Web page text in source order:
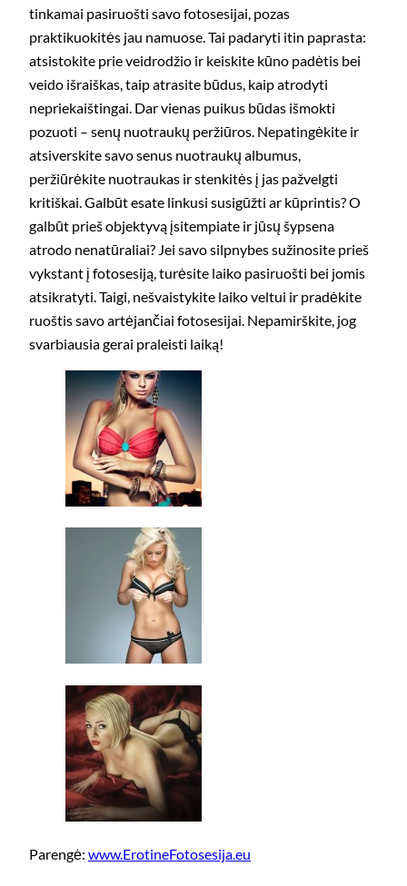
tinkamai pasiruošti savo fotosesijai, pozas
praktikuokitės jau namuose. Tai padaryti itin paprasta:
atsistokite prie veidrodžio ir keiskite kūno padėtis bei
veido išraiškas, taip atrasite būdus, kaip atrodyti
nepriekaištingai. Dar vienas puikus būdas išmokti
pozuoti – senų nuotraukų peržiūros. Nepatingėkite ir
atsiverskite savo senus nuotraukų albumus,
peržiūrėkite nuotraukas ir stenkitės į jas pažvelgti
kritiškai. Galbūt esate linkusi susigūžti ar kūprintis? O
galbūt prieš objektyvą įsitempiate ir jūsų šypsena
atrodo nenatūraliai? Jei savo silpnybes sužinosite prieš
vykstant į fotosesiją, turėsite laiko pasiruošti bei jomis
atsikratyti. Taigi, nešvaistykite laiko veltui ir pradėkite
ruoštis savo artėjančiai fotosesijai. Nepamirškite, jog
svarbiausia gerai praleisti laiką!
Parengė: www.ErotineFotosesija.eu